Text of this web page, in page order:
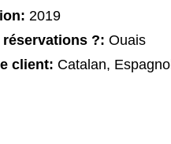
2019
?: Ouais
client: Catalan, Espagnol